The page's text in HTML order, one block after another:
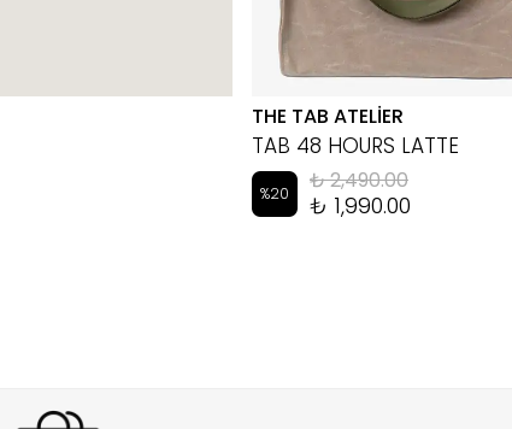
THE TAB ATELİER
TAB 48 HOURS LATTE
%20 ₺ 2,490.00
₺ 1,990.00